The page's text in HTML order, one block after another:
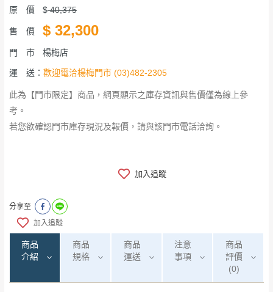
原 價 $40,375
售 價 $ 32,300
門 市 楊梅店
運 送： 歡迎電洽楊梅門市 (03)482-2305
此為【門市限定】商品，網頁顯示之庫存資訊與售價僅為線上參
考。
若您欲確認門市庫存現況及報價，請與該門市電話洽詢。
加入追蹤
分享至
加入追蹤
商品
介紹
商品
規格
商品
運送
注意
事項
商品
評價
(0)